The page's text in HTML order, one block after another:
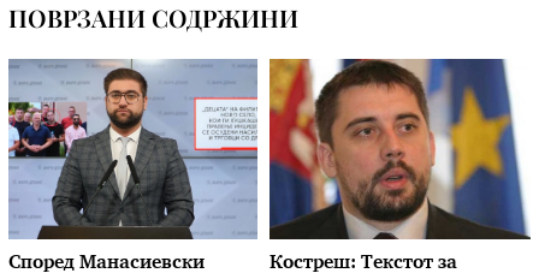
ПОВРЗАНИ СОДРЖИНИ
Според Манасиевски
Костреш: Текстот за